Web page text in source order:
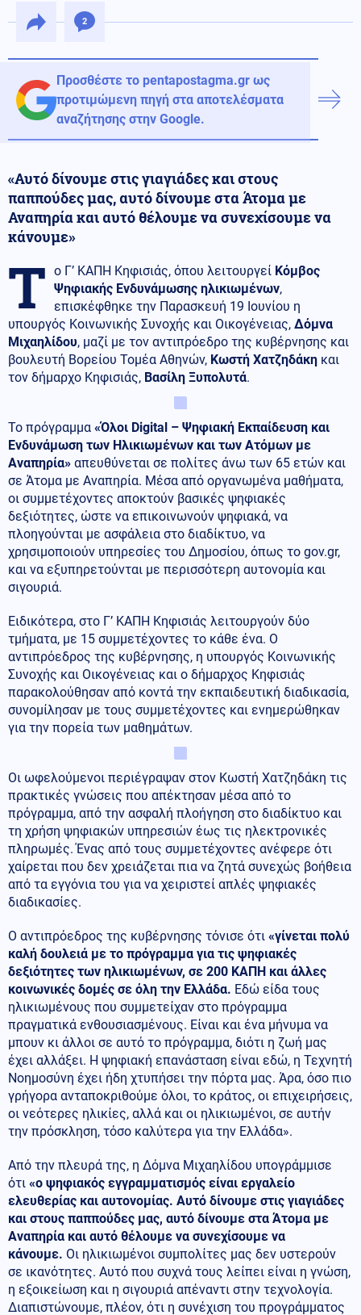
2
Προσθέστε το pentapostagma.gr ως
προτιμώμενη πηγή στα αποτελέσματα
αναζήτησης στην Google.
«Αυτό δίνουμε στις γιαγιάδες και στους
παππούδες μας, αυτό δίνουμε στα Άτομα με
Αναπηρία και αυτό θέλουμε να συνεχίσουμε να
κάνουμε»
Τ ο Γ’ ΚΑΠΗ Κηφισιάς, όπου λειτουργεί Κόμβος
Ψηφιακής Ενδυνάμωσης ηλικιωμένων,
επισκέφθηκε την Παρασκευή 19 Ιουνίου η
υπουργός Κοινωνικής Συνοχής και Οικογένειας, Δόμνα
Μιχαηλίδου, μαζί με τον αντιπρόεδρο της κυβέρνησης και
βουλευτή Βορείου Τομέα Αθηνών, Κωστή Χατζηδάκη και
τον δήμαρχο Κηφισιάς, Βασίλη Ξυπολυτά.
Το πρόγραμμα «Όλοι Digital – Ψηφιακή Εκπαίδευση και
Ενδυνάμωση των Ηλικιωμένων και των Ατόμων με
Αναπηρία» απευθύνεται σε πολίτες άνω των 65 ετών και
σε Άτομα με Αναπηρία. Μέσα από οργανωμένα μαθήματα,
οι συμμετέχοντες αποκτούν βασικές ψηφιακές
δεξιότητες, ώστε να επικοινωνούν ψηφιακά, να
πλοηγούνται με ασφάλεια στο διαδίκτυο, να
χρησιμοποιούν υπηρεσίες του Δημοσίου, όπως το gov.gr,
και να εξυπηρετούνται με περισσότερη αυτονομία και
σιγουριά.
Ειδικότερα, στο Γ’ ΚΑΠΗ Κηφισιάς λειτουργούν δύο
τμήματα, με 15 συμμετέχοντες το κάθε ένα. Ο
αντιπρόεδρος της κυβέρνησης, η υπουργός Κοινωνικής
Συνοχής και Οικογένειας και ο δήμαρχος Κηφισιάς
παρακολούθησαν από κοντά την εκπαιδευτική διαδικασία,
συνομίλησαν με τους συμμετέχοντες και ενημερώθηκαν
για την πορεία των μαθημάτων.
Οι ωφελούμενοι περιέγραψαν στον Κωστή Χατζηδάκη τις
πρακτικές γνώσεις που απέκτησαν μέσα από το
πρόγραμμα, από την ασφαλή πλοήγηση στο διαδίκτυο και
τη χρήση ψηφιακών υπηρεσιών έως τις ηλεκτρονικές
πληρωμές. Ένας από τους συμμετέχοντες ανέφερε ότι
χαίρεται που δεν χρειάζεται πια να ζητά συνεχώς βοήθεια
από τα εγγόνια του για να χειριστεί απλές ψηφιακές
διαδικασίες.
Ο αντιπρόεδρος της κυβέρνησης τόνισε ότι «γίνεται πολύ
καλή δουλειά με το πρόγραμμα για τις ψηφιακές
δεξιότητες των ηλικιωμένων, σε 200 ΚΑΠΗ και άλλες
κοινωνικές δομές σε όλη την Ελλάδα. Εδώ είδα τους
ηλικιωμένους που συμμετείχαν στο πρόγραμμα
πραγματικά ενθουσιασμένους. Είναι και ένα μήνυμα να
μπουν κι άλλοι σε αυτό το πρόγραμμα, διότι η ζωή μας
έχει αλλάξει. Η ψηφιακή επανάσταση είναι εδώ, η Τεχνητή
Νοημοσύνη έχει ήδη χτυπήσει την πόρτα μας. Άρα, όσο πιο
γρήγορα ανταποκριθούμε όλοι, το κράτος, οι επιχειρήσεις,
οι νεότερες ηλικίες, αλλά και οι ηλικιωμένοι, σε αυτήν
την πρόσκληση, τόσο καλύτερα για την Ελλάδα».
Από την πλευρά της, η Δόμνα Μιχαηλίδου υπογράμμισε
ότι «ο ψηφιακός εγγραμματισμός είναι εργαλείο
ελευθερίας και αυτονομίας. Αυτό δίνουμε στις γιαγιάδες
και στους παππούδες μας, αυτό δίνουμε στα Άτομα με
Αναπηρία και αυτό θέλουμε να συνεχίσουμε να
κάνουμε. Οι ηλικιωμένοι συμπολίτες μας δεν υστερούν
σε ικανότητες. Αυτό που συχνά τους λείπει είναι η γνώση,
η εξοικείωση και η σιγουριά απέναντι στην τεχνολογία.
Διαπιστώνουμε, πλέον, ότι η συνέχιση του προγράμματος